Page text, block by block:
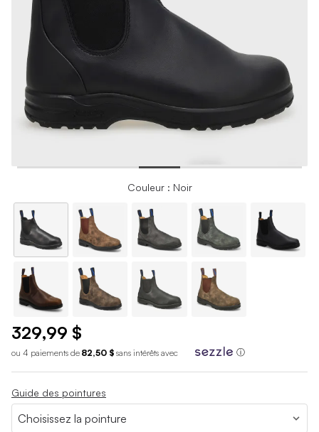
Couleur : Noir
329,99 $
ou 4 paiements de 82,50 $ sans intérêts avec ⓘ
Guide des pointures